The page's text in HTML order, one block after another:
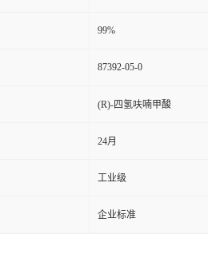
99%
87392-05-0
(R)-四氢呋喃甲酸
24月
工业级
企业标准